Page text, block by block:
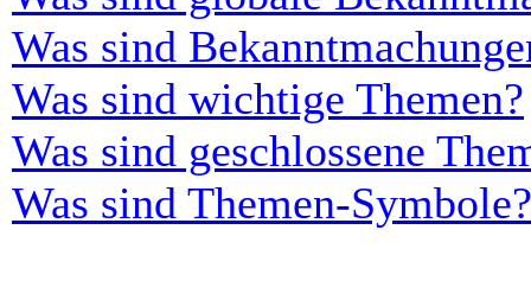
Was sind
Was sind wichtige Themen?
Was sind geschlossene
Was sind Themen-Symbole?